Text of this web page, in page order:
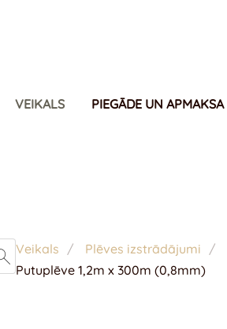
VEIKALS PIEGĀDE UN APMAKSA
Veikals Plēves izstrādājumi
Putuplēve 1,2m x 300m (0,8mm)